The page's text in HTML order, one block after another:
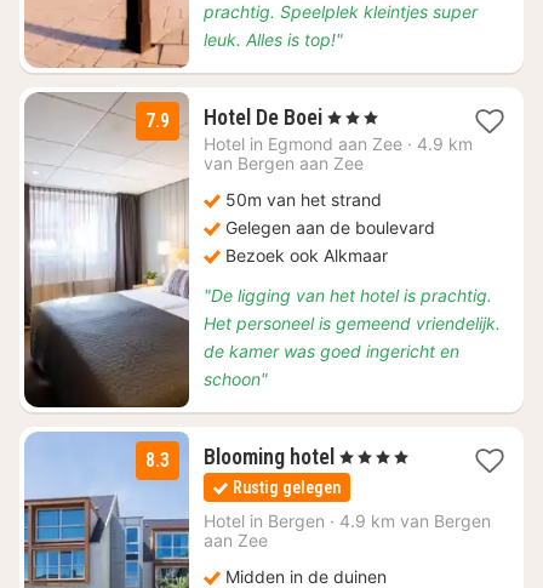
prachtig. Speelplek kleintjes super
leuk. Alles is top!"
7.9 Hotel De Boei1
nacht
vanaf
89
, 3 Sterren
Hotel in Egmond aan Zee · 4.9 km
van Bergen aan Zee
50m van het strand
Gelegen aan de boulevard
Bezoek ook Alkmaar
"De ligging van het hotel is prachtig.
Het personeel is gemeend vriendelijk.
de kamer was goed ingericht en
schoon"
8.3 Blooming hotel 1
nacht
vanaf
€
, 4 Sterren
Rustig gelegen
Hotel in Bergen · 4.9 km van Bergen
aan Zee
Midden in de duinen